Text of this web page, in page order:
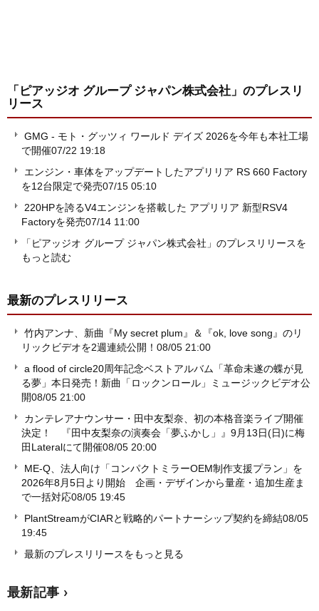
「ピアッジオ グループ ジャパン株式会社」 のプレスリ
リース
GMG - モト・グッツィ ワールド デイズ 2026を今年も本社工場
で開催07/22 19:18
エンジン・車体をアップデートしたアプリリア RS 660 Factory
を12台限定で発売07/15 05:10
220HPを誇るV4エンジンを搭載した アプリリア 新型RSV4
Factoryを発売07/14 11:00
「ピアッジオ グループ ジャパン株式会社」のプレスリリースを
もっと読む
最新のプレスリリース
竹内アンナ、新曲『My secret plum』＆『ok, love song』のリ
リックビデオを2週連続公開！ 08/05 21:00
a flood of circle20周年記念ベストアルバム「革命未遂の蝶が見
る夢」本日発売！新曲「ロックンロール」ミュージックビデオ公
開08/05 21:00
カンテレアナウンサー・田中友梨奈、初の本格音楽ライブ開催
決定！ 『田中友梨奈の演奏会「夢ふかし」』9月13日(日)に梅
田Lateralにて開催08/05 20:00
ME-Q、法人向け「コンパクトミラーOEM制作支援プラン」を
2026年8月5日より開始 企画・デザインから量産・追加生産ま
で一括対応08/05 19:45
PlantStreamがCIARと戦略的パートナーシップ契約を締結08/05
19:45
最新のプレスリリースをもっと見る
最新記事